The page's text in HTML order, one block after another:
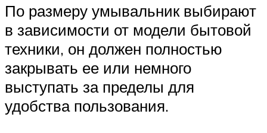
По размеру умывальник выбирают
в зависимости от модели бытовой
техники, он должен полностью
закрывать ее или немного
выступать за пределы для
удобства пользования.